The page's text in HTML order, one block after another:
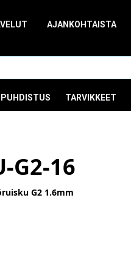
AJANKOHTAISTA
PUHDISTUS TARVIKKEET
G2-16
G2 1.6mm